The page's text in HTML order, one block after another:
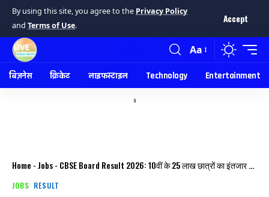
By using this site, you agree to the Privacy Policy
and Terms of Use.
Accept
Aa
बिज़नेस क्रिकेट लाइफस्टाइल Technology Entertainment
a
Home -Jobs- CBSE Board Result 2026: 10वीं के 25 लाख छात्रों का इंतजार खत्म! जानें कब और कैसे चेक करें अपना स्कोरकार्ड।
JOBS RESULT